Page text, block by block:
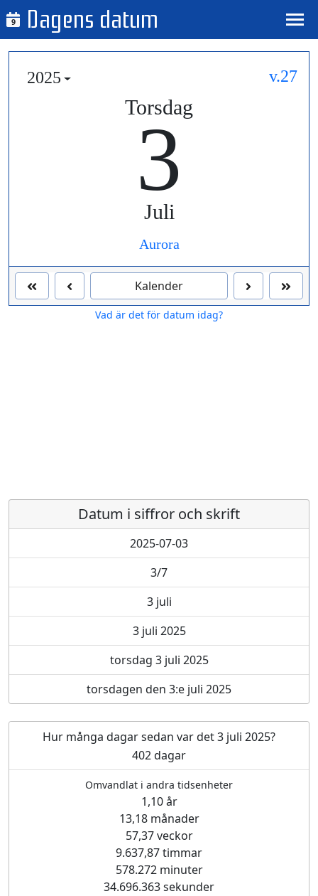
9 Dagens datum
2025 v.27
Torsdag
3
Juli
Aurora
Kalender
Vad är det för datum idag?
Datum i siffror och skrift
2025-07-03
3/7
3 juli
3 juli 2025
torsdag 3 juli 2025
torsdagen den 3:e juli 2025
Hur många dagar sedan var det 3 juli 2025?
402 dagar
Omvandlat i andra tidsenheter
1,10 år
13,18 månader
57,37 veckor
9.637,87 timmar
578.272 minuter
34.696.363 sekunder